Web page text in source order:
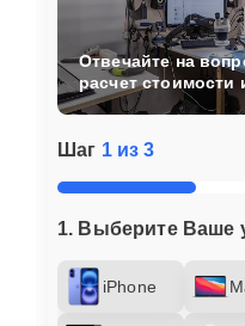
Шаг 1 из 3
1. Выберите Ваше
iPhone
Отвечайте на
расчет стоимости